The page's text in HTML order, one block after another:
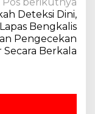
Deteksi Dini,
Lapas Bengkalis
Pengecekan
Secara Berkala